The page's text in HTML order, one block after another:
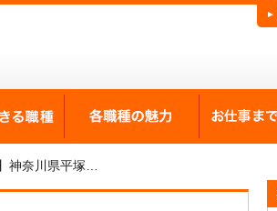
ご紹介できる職種 各職種の魅